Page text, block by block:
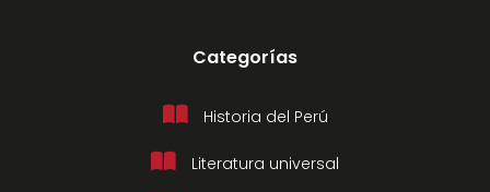
Categorías
Historia del Perú
Literatura universal